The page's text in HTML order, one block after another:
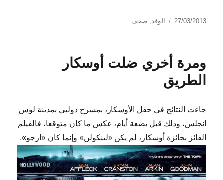
نُشرت
27/03/2013 التصنيفات
الوفد, صحف
ومرة أخري ضلت أوسكار
الطريق
جاءت النتائج في حفل الأوسكار، بمسرح دولبي بمدينة لوس
انجلس، وذلك قبل بضعة أيام، عكس ما كان متوقعا، فالفيلم
الفائز بجائزة أوسكار، لم يكن «لينكولن» وإنما كان «ارجو».